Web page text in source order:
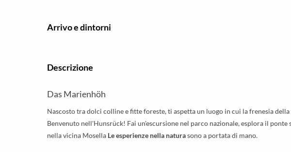
Arrivo e dintorni
Descrizione
Das Marienhöh
Nascosto tra dolci colline e fitte foreste, ti aspetta un luogo in cui la frenesia
Benvenuto nell'Hunsrück! Fai un'escursione nel parco nazionale, esplora il ponte
nella vicina Mosella Le esperienze nella naturasono a portata di mano.